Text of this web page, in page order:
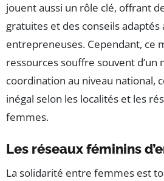
jouent aussi un rôle clé, offrant
gratuites et des conseils adaptés
entrepreneuses. Cependant, ce
ressources souffre souvent d’un
coordination au niveau national,
inégal selon les localités et les
femmes.
Les réseaux féminins
La solidarité entre femmes est